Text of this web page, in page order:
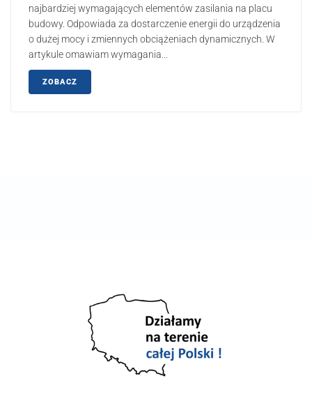
najbardziej wymagających elementów zasilania na placu
budowy. Odpowiada za dostarczenie energii do urządzenia
o dużej mocy i zmiennych obciążeniach dynamicznych. W
artykule omawiam wymagania...
ZOBACZ